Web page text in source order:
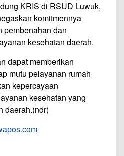
KRIS di RSUD Luwuk,
komitmennya
pembenahan dan
kesehatan daerah.
dapat memberikan
mutu pelayanan rumah
kepercayaan
kesehatan yang
daerah.(ndr)